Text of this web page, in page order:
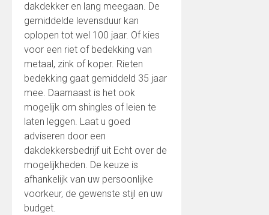
dakdekker en lang meegaan. De
gemiddelde levensduur kan
oplopen tot wel 100 jaar. Of kies
voor een riet of bedekking van
metaal, zink of koper. Rieten
bedekking gaat gemiddeld 35 jaar
mee. Daarnaast is het ook
mogelijk om shingles of leien te
laten leggen. Laat u goed
adviseren door een
dakdekkersbedrijf uit Echt over de
mogelijkheden. De keuze is
afhankelijk van uw persoonlijke
voorkeur, de gewenste stijl en uw
budget.